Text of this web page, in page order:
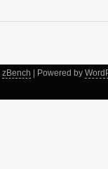
zBench | Powered by